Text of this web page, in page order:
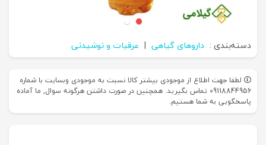
دسته‌بندی : داروهای گیاهی | عرقیات و نوشیدنی
لطفا جهت اطلاع از موجودی بیشتر کالا نسبت به موجودی وبسایت با شماره
09118844956 تماس بگیرید. همچنین در صورت داشتن هرگونه سوال, ما آماده
پاسخگویی به شما هستیم.